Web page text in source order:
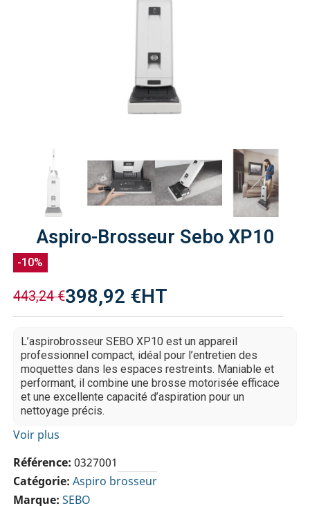
Aspiro-Brosseur Sebo XP10
-10%
443,24 €398,92 €HT
L’aspirobrosseur SEBO XP10 est un appareil
professionnel compact, idéal pour l’entretien des
moquettes dans les espaces restreints. Maniable et
performant, il combine une brosse motorisée efficace
et une excellente capacité d’aspiration pour un
nettoyage précis.
Voir plus
Référence 0327001
Catégorie Aspiro brosseur
Marque SEBO